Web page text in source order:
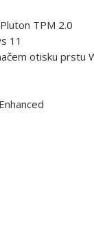
TPM 2.0
11
otisku prstu